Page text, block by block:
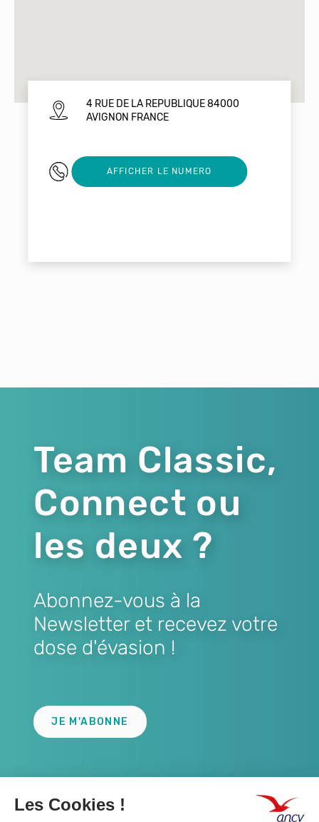
4 RUE DE LA REPUBLIQUE 84000
AVIGNON FRANCE
0490147000
AFFICHER LE NUMERO
Team Classic,
Connect ou
les deux ?
Abonnez-vous à la
Newsletter et recevez votre
dose d'évasion !
JE M'ABONNE